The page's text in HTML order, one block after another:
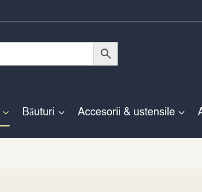
Băuturi Accesorii & ustensile